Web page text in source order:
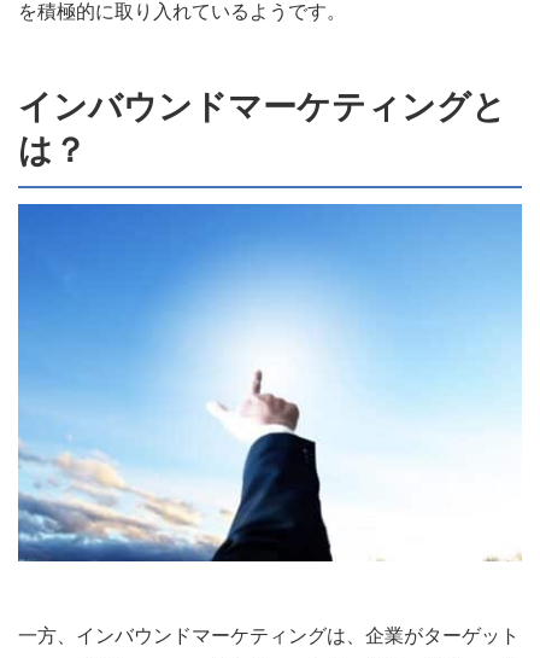
を積極的に取り入れているようです。
インバウンドマーケティングと
は？
一方、インバウンドマーケティングは、企業がターゲット